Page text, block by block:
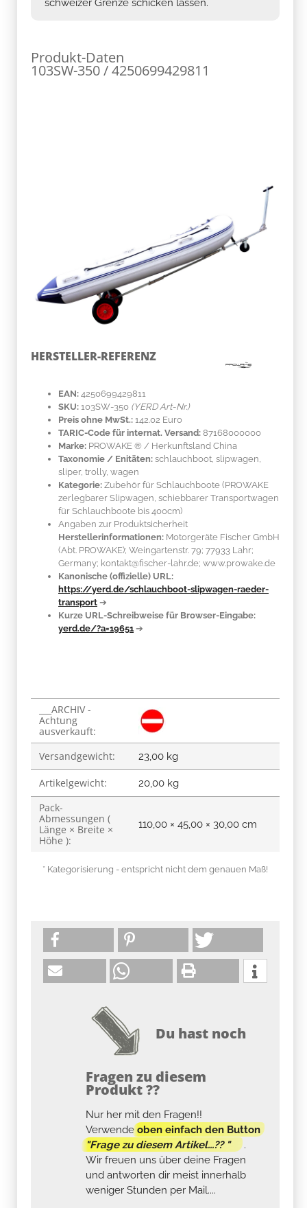
schweizer Grenze schicken lassen.
Produkt-Daten
103SW-350 / 4250699429811
HERSTELLER-REFERENZ
EAN: 4250699429811
SKU: 103SW-350 (YERD Art-Nr.)
Preis ohne MwSt.: 142.02 Euro
TARIC-Code für internat. Versand: 87168000000
Marke: PROWAKE ® / Herkunftsland China
Taxonomie / Enitäten: schlauchboot, slipwagen,
sliper, trolly, wagen
Kategorie: Zubehör für Schlauchboote (PROWAKE
zerlegbarer Slipwagen, schiebbarer Transportwagen
für Schlauchboote bis 400cm)
Angaben zur Produktsicherheit
Herstellerinformationen: Motorgeräte Fischer GmbH
(Abt. PROWAKE); Weingartenstr. 79; 77933 Lahr;
Germany; kontakt@fischer-lahr.de; www.prowake.de
Kanonische (offizielle) URL:
https://yerd.de/schlauchboot-slipwagen-raeder-
transport ➔
Kurze URL-Schreibweise für Browser-Eingabe:
yerd.de/?a=19651 ➔
Produkteigenschaft
Wert
___ARCHIV -
Achtung
ausverkauft:
Versandgewicht:
23,00 kg
Artikelgewicht: 20,00 kg
Pack-
Abmessungen (
Länge × Breite ×
Höhe ):
110,00 × 45,00 × 30,00 cm
* Kategorisierung - entspricht nicht dem genauen Maß!
Du hast noch
Fragen zu diesem
Produkt ??
Nur her mit den Fragen!!
Verwendeoben einfach den Button
"Frage zu diesem Artikel...?? "
.
Wir freuen uns über deine Fragen
und antworten dir meist innerhalb
weniger Stunden per Mail....